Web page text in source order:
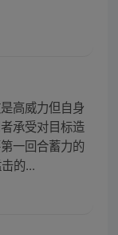
高威力但自身
承受对目标造
一回合蓄力的
的...